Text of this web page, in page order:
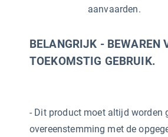
aanvaarden.
BELANGRIJK - BEWAREN
TOEKOMSTIG GEBRUIK.
- Dit product moet altijd worden
overeenstemming met de